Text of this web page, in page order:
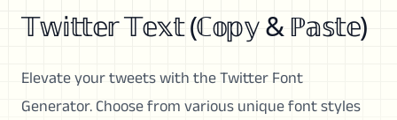
𝕋𝕨𝕚𝕥𝕥𝕖𝕣 𝕋𝕖𝕩𝕥 (ℂ𝕠𝕡𝕪 & ℙ𝕒𝕤𝕥𝕖)
Elevate your tweets with the Twitter Font
Generator. Choose from various unique font styles